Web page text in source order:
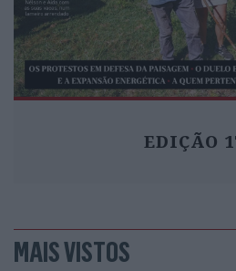
EDIÇÃO
MAIS VISTOS